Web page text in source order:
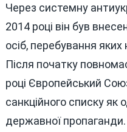
Через системну
2014 році він був
осіб, перебування яких
Після початку
році Європейський
санкційного списку як
державної